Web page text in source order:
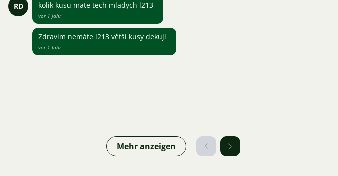
RD kolik kusu mate tech mladych l213
vor 1 Jahr
Zdravim nemáte l213 větší kusy dekuji
vor 1 Jahr
Mehr anzeigen